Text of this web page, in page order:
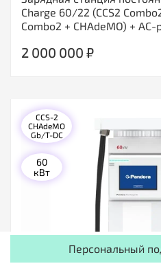
Charge 60/22 (CCS2
Combo2 + CHAdeMO) +
2 000 000 ₽
CCS-2
CHAdeMO
Gb/T-DC
60
кВт
Персональный